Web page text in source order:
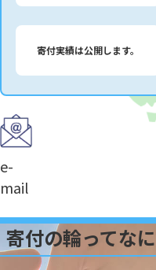
寄付実績は公開します。
e-
mail
寄付の輪ってな